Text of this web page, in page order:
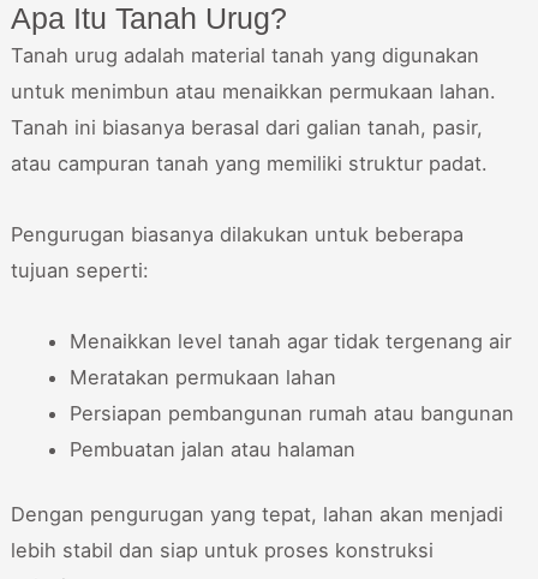
Apa Itu Tanah Urug?
Tanah urug adalah material tanah yang digunakan
untuk menimbun atau menaikkan permukaan lahan.
Tanah ini biasanya berasal dari galian tanah, pasir,
atau campuran tanah yang memiliki struktur padat.
Pengurugan biasanya dilakukan untuk beberapa
tujuan seperti:
Menaikkan level tanah agar tidak tergenang air
Meratakan permukaan lahan
Persiapan pembangunan rumah atau bangunan
Pembuatan jalan atau halaman
Dengan pengurugan yang tepat, lahan akan menjadi
lebih stabil dan siap untuk proses konstruksi